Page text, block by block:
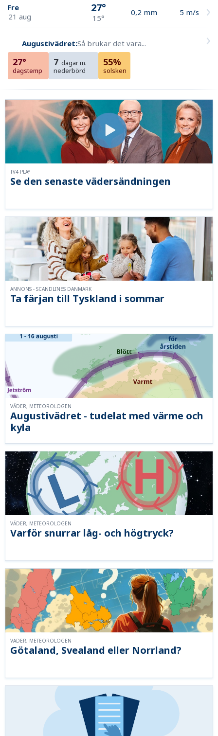
Fre
21 aug
27°
15°
0,2 mm 5 m/s
Augustivädret:Så brukar det vara...
27°
dagstemp
7 dagar m.
nederbörd
55%
solsken
Se den senaste vädersändningen
TV4 PLAY
Ta färjan till Tyskland i sommar
ANNONS - SCANDLINES DANMARK
Augustivädret - tudelat med värme och
kyla
VÄDER, METEOROLOGEN
Varför snurrar låg- och högtryck?
VÄDER, METEOROLOGEN
Götaland, Svealand eller Norrland?
VÄDER, METEOROLOGEN